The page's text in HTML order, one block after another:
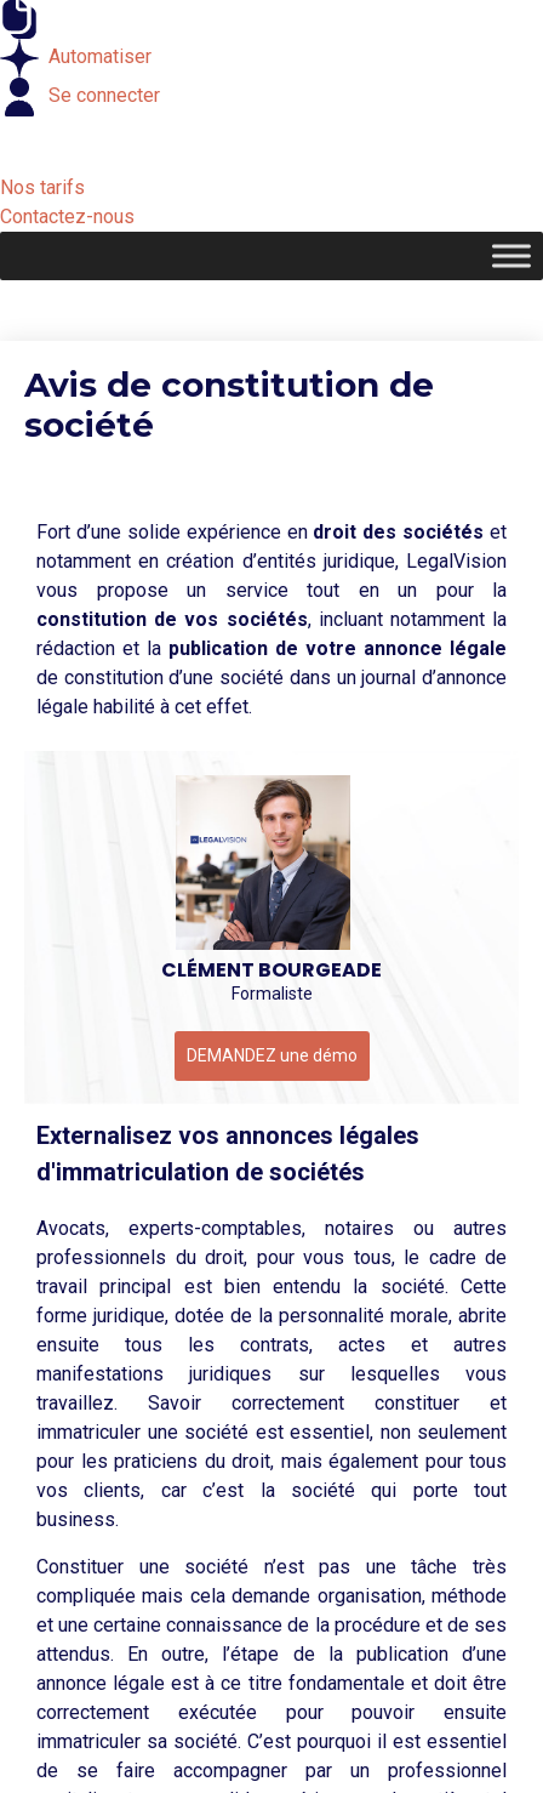
Automatiser
Se connecter
Nos tarifs
Contactez-nous
Avis de constitution de
société
Fort d’une solide expérience en droit des sociétés et
notamment en création d’entités juridique, LegalVision
vous propose un service tout en un pour la
constitution de vos sociétés, incluant notamment la
rédaction et la publication de votre annonce légale
de constitution d’une société dans un journal d’annonce
légale habilité à cet effet.
CLÉMENT BOURGEADE
Formaliste
DEMANDEZ une démo
Externalisez vos annonces légales
d'immatriculation de sociétés
Avocats, experts-comptables, notaires ou autres
professionnels du droit, pour vous tous, le cadre de
travail principal est bien entendu la société. Cette
forme juridique, dotée de la personnalité morale, abrite
ensuite tous les contrats, actes et autres
manifestations juridiques sur lesquelles vous
travaillez. Savoir correctement constituer et
immatriculer une société est essentiel, non seulement
pour les praticiens du droit, mais également pour tous
vos clients, car c’est la société qui porte tout
business.
Constituer une société n’est pas une tâche très
compliquée mais cela demande organisation, méthode
et une certaine connaissance de la procédure et de ses
attendus. En outre, l’étape de la publication d’une
annonce légale est à ce titre fondamentale et doit être
correctement exécutée pour pouvoir ensuite
immatriculer sa société. C’est pourquoi il est essentiel
de se faire accompagner par un professionnel